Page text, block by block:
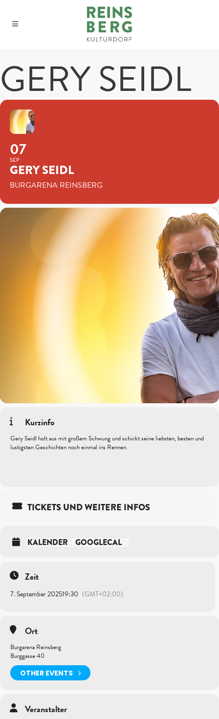
GERY SEIDL
07
SEP
GERY SEIDL
BURGARENA REINSBERG
Kurzinfo
Gery Seidl holt aus mit großem Schwung und schickt seine liebsten, besten und
lustigsten Geschichten noch einmal ins Rennen.
TICKETS UND WEITERE INFOS
KALENDER GOOGLECAL
Zeit
7. September 202519:30 (GMT+02:00)
Ort
Burgarena Reinsberg
Burggasse 40
OTHER EVENTS
Veranstalter